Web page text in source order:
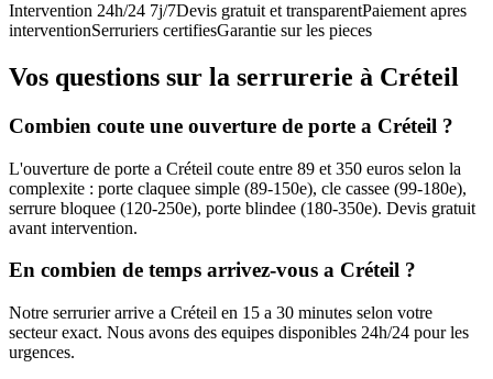
Intervention 24h/24 7j/7Devis gratuit et transparentPaiement apres
interventionSerruriers certifiesGarantie sur les pieces
Vos questions sur la serrurerie à Créteil
Combien coute une ouverture de porte a Créteil ?
L'ouverture de porte a Créteil coute entre 89 et 350 euros selon la
complexite : porte claquee simple (89-150e), cle cassee (99-180e),
serrure bloquee (120-250e), porte blindee (180-350e). Devis gratuit
avant intervention.
En combien de temps arrivez-vous a Créteil ?
Notre serrurier arrive a Créteil en 15 a 30 minutes selon votre
secteur exact. Nous avons des equipes disponibles 24h/24 pour les
urgences.